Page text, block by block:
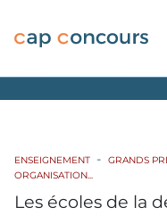
ENSEIGNEMENT
GRANDS
ORGANISATION...
Les écoles de la